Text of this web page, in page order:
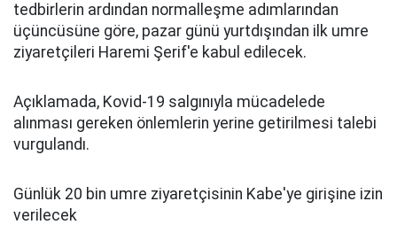
tedbirlerin ardından normalleşme adımlarından
üçüncüsüne göre, pazar günü yurtdışından ilk umre
ziyaretçileri Haremi Şerif'e kabul edilecek.
Açıklamada, Kovid-19 salgınıyla mücadelede
alınması gereken önlemlerin yerine getirilmesi talebi
vurgulandı.
Günlük 20 bin umre ziyaretçisinin Kabe'ye girişine izin
verilecek